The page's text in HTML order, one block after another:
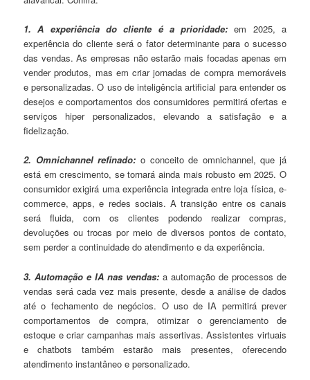
1. A experiência do cliente é a prioridade: em 2025, a
experiência do cliente será o fator determinante para o sucesso
das vendas. As empresas não estarão mais focadas apenas em
vender produtos, mas em criar jornadas de compra memoráveis
e personalizadas. O uso de inteligência artificial para entender os
desejos e comportamentos dos consumidores permitirá ofertas e
serviços hiper personalizados, elevando a satisfação e a
fidelização.
2. Omnichannel refinado: o conceito de omnichannel, que já
está em crescimento, se tornará ainda mais robusto em 2025. O
consumidor exigirá uma experiência integrada entre loja física, e-
commerce, apps, e redes sociais. A transição entre os canais
será fluida, com os clientes podendo realizar compras,
devoluções ou trocas por meio de diversos pontos de contato,
sem perder a continuidade do atendimento e da experiência.
3. Automação e IA nas vendas: a automação de processos de
vendas será cada vez mais presente, desde a análise de dados
até o fechamento de negócios. O uso de IA permitirá prever
comportamentos de compra, otimizar o gerenciamento de
estoque e criar campanhas mais assertivas. Assistentes virtuais
e chatbots também estarão mais presentes, oferecendo
atendimento instantâneo e personalizado.